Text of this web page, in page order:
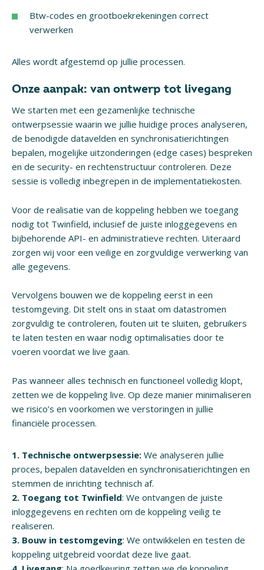
Btw-codes en grootboekrekeningen correct
verwerken
Alles wordt afgestemd op jullie processen.
Onze aanpak: van ontwerp tot livegang
We starten met een gezamenlijke technische
ontwerpsessie waarin we jullie huidige proces analyseren,
de benodigde datavelden en synchronisatierichtingen
bepalen, mogelijke uitzonderingen (edge cases) bespreken
en de security- en rechtenstructuur controleren. Deze
sessie is volledig inbegrepen in de implementatiekosten.
Voor de realisatie van de koppeling hebben we toegang
nodig tot Twinfield, inclusief de juiste inloggegevens en
bijbehorende API- en administratieve rechten. Uiteraard
zorgen wij voor een veilige en zorgvuldige verwerking van
alle gegevens.
Vervolgens bouwen we de koppeling eerst in een
testomgeving. Dit stelt ons in staat om datastromen
zorgvuldig te controleren, fouten uit te sluiten, gebruikers
te laten testen en waar nodig optimalisaties door te
voeren voordat we live gaan.
Pas wanneer alles technisch en functioneel volledig klopt,
zetten we de koppeling live. Op deze manier minimaliseren
we risico’s en voorkomen we verstoringen in jullie
financiële processen.
1. Technische ontwerpsessie: We analyseren jullie
proces, bepalen datavelden en synchronisatierichtingen en
stemmen de inrichting technisch af.
2. Toegang tot Twinfield: We ontvangen de juiste
inloggegevens en rechten om de koppeling veilig te
realiseren.
3. Bouw in testomgeving: We ontwikkelen en testen de
koppeling uitgebreid voordat deze live gaat.